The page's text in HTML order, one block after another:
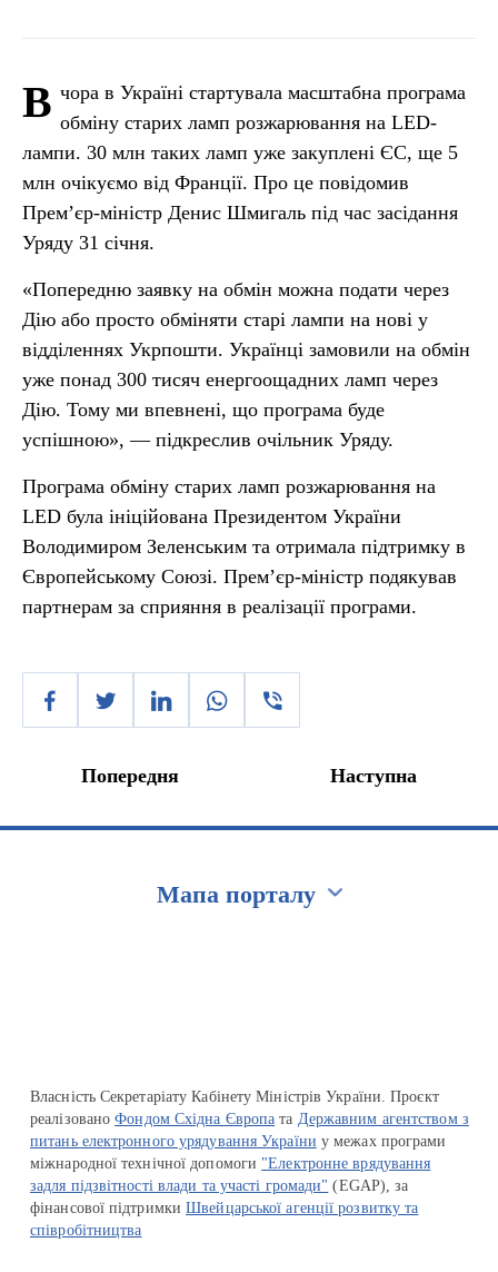
В чора в Україні стартувала масштабна програма
обміну старих ламп розжарювання на LED-
лампи. 30 млн таких ламп уже закуплені ЄС, ще 5
млн очікуємо від Франції. Про це повідомив
Прем’єр-міністр Денис Шмигаль під час засідання
Уряду 31 січня.
«Попередню заявку на обмін можна подати через
Дію або просто обміняти старі лампи на нові у
відділеннях Укрпошти. Українці замовили на обмін
уже понад 300 тисяч енергоощадних ламп через
Дію. Тому ми впевнені, що програма буде
успішною», — підкреслив очільник Уряду.
Програма обміну старих ламп розжарювання на
LED була ініційована Президентом України
Володимиром Зеленським та отримала підтримку в
Європейському Союзі. Прем’єр-міністр подякував
партнерам за сприяння в реалізації програми.
Попередня Наступна
Мапа порталу
Власність Секретаріату Кабінету Міністрів України. Проєкт
реалізованоФондом Східна Європа та Державним агентством з
питань електронного урядування України у межах програми
міжнародної технічної допомоги "Електронне врядування
задля підзвітності влади та участі громади" (EGAP), за
фінансової підтримкиШвейцарської агенції розвитку та
співробітництва